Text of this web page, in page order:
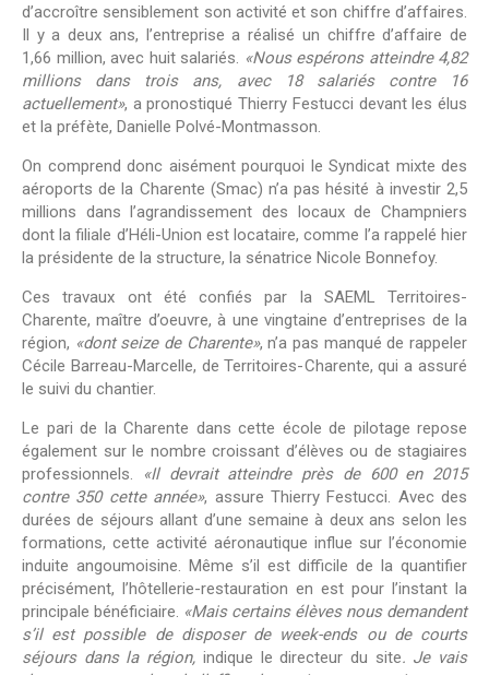
d’accroître sensiblement son activité et son chiffre d’affaires.
Il y a deux ans, l’entreprise a réalisé un chiffre d’affaire de
1,66 million, avec huit salariés. «Nous espérons atteindre 4,82
millions dans trois ans, avec 18 salariés contre 16
actuellement», a pronostiqué Thierry Festucci devant les élus
et la préfète, Danielle Polvé-Montmasson.
On comprend donc aisément pourquoi le Syndicat mixte des
aéroports de la Charente (Smac) n’a pas hésité à investir 2,5
millions dans l’agrandissement des locaux de Champniers
dont la filiale d’Héli-Union est locataire, comme l’a rappelé hier
la présidente de la structure, la sénatrice Nicole Bonnefoy.
Ces travaux ont été confiés par la SAEML Territoires-
Charente, maître d’oeuvre, à une vingtaine d’entreprises de la
région, «dont seize de Charente», n’a pas manqué de rappeler
Cécile Barreau-Marcelle, de Territoires-Charente, qui a assuré
le suivi du chantier.
Le pari de la Charente dans cette école de pilotage repose
également sur le nombre croissant d’élèves ou de stagiaires
professionnels.
«Il devrait atteindre près de 600 en 2015
contre 350 cette année», assure Thierry Festucci. Avec des
durées de séjours allant d’une semaine à deux ans selon les
formations, cette activité aéronautique influe sur l’économie
induite angoumoisine. Même s’il est difficile de la quantifier
précisément, l’hôtellerie-restauration en est pour l’instant la
principale bénéficiaire. «Mais certains élèves nous demandent
s’il est possible de disposer de week-ends ou de courts
séjours dans la région, indique le directeur du site. Je vais